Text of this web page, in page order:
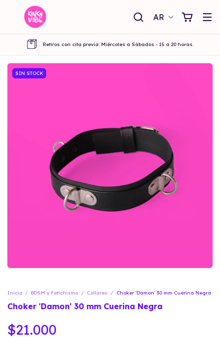
AR
Retiros con cita previa: Miércoles a Sábados - 15 a 20 horas.
SIN STOCK
Inicio / BDSM y Fetichismo / Collares / Choker 'Damon' 30 mm Cuerina Negra
Choker 'Damon' 30 mm Cuerina Negra
$21.000